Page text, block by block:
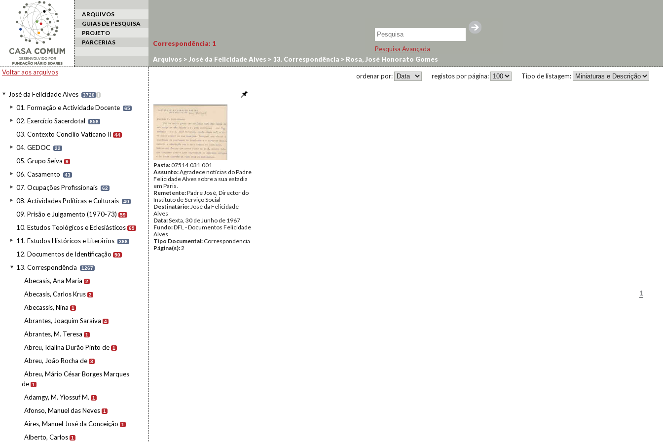
ARQUIVOS
GUIAS DE PESQUISA
PROJETO
PARCERIAS
Pesquisa Avançada
Voltar aos arquivos
José da Felicidade Alves 3720 I
01. Formação e Actividade Docente 65
02. Exercício Sacerdotal 858
03. Contexto Concílio Vaticano II 44
04. GEDOC 22
05. Grupo Seiva 9
06. Casamento 43
07. Ocupações Profissionais 62
08. Actividades Políticas e Culturais 40
09. Prisão e Julgamento (1970-73) 59
10. Estudos Teológicos e Eclesiásticos 69
11. Estudos Históricos e Literários 366
12. Documentos de Identificação 50
13. Correspondência 1267
Abecasis, Ana Maria 2
Abecasis, Carlos Krus 2
Abecassis, Nina 1
Abrantes, Joaquim Saraiva 4
Abrantes, M. Teresa 1
Abreu, Idalina Durão Pinto de 1
Abreu, João Rocha de 3
Abreu, Mário César Borges Marques
de 1
Adamgy, M. Yiossuf M. 1
Afonso, Manuel das Neves 1
Aires, Manuel José da Conceição 1
Alberto, Carlos 1
Correspondência: 1
Arquivos > José da Felicidade Alves > 13. Correspondência > Rosa, José Honorato Gomes
Tipo de listagem:
registos por página:
ordenar por:
Pasta:07514.031.001
Assunto:Agradece notícias do Padre
Felicidade Alves sobre a sua estadia
em Paris.
Remetente:Padre José, Director do
Instituto de Serviço Social
Destinatário:José da Felicidade
Alves
Data:Sexta, 30 de Junho de 1967
Fundo:DFL - Documentos Felicidade
Alves
Tipo Documental: Correspondencia
Página(s):2
1